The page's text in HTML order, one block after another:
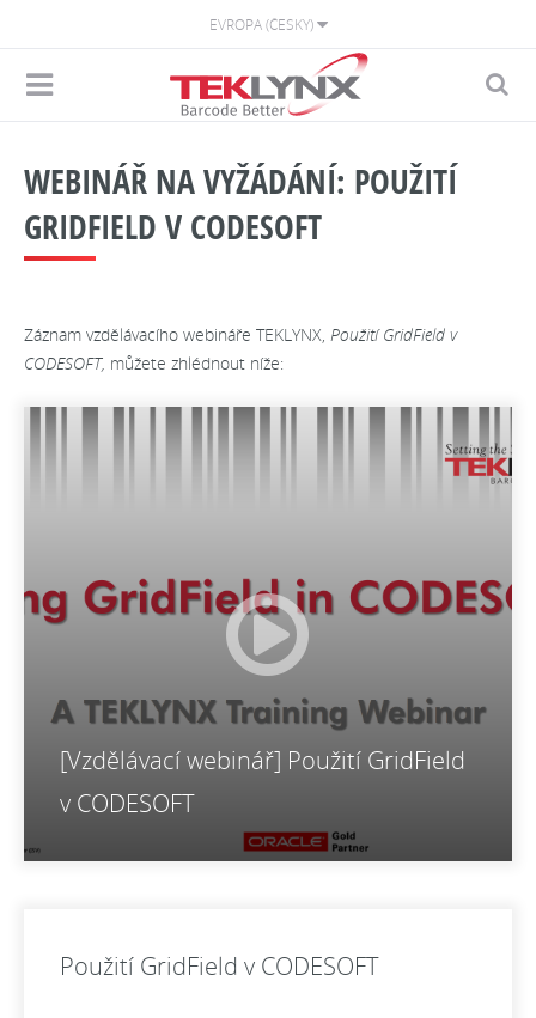
EVROPA (ČESKY)
WEBINÁŘ NA VYŽÁDÁNÍ: POUŽITÍ
GRIDFIELD V CODESOFT
Záznam vzdělávacího webináře TEKLYNX, Použití GridField v
CODESOFT, můžete zhlédnout níže:
[Vzdělávací webinář] Použití GridField
v CODESOFT
Použití GridField v CODESOFT